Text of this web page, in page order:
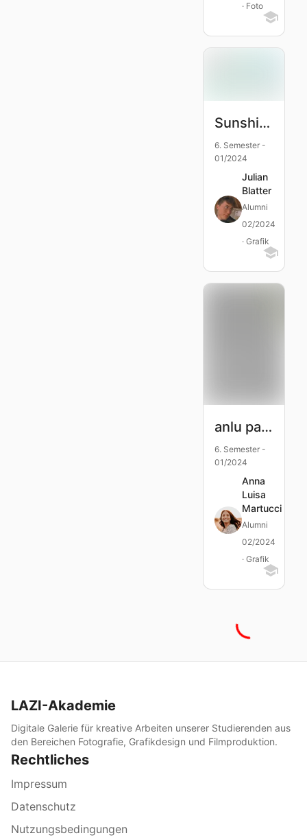
· Foto
Sunshine Records
6. Semester -
01/2024
Julian
Blatter
Alumni
02/2024
· Grafik
anlu papeterie
6. Semester -
01/2024
Anna
Luisa
Martucci
Alumni
02/2024
· Grafik
LAZI-Akademie
Digitale Galerie für kreative Arbeiten unserer Studierenden aus
den Bereichen Fotografie, Grafikdesign und Filmproduktion.
Rechtliches
Impressum
Datenschutz
Nutzungsbedingungen